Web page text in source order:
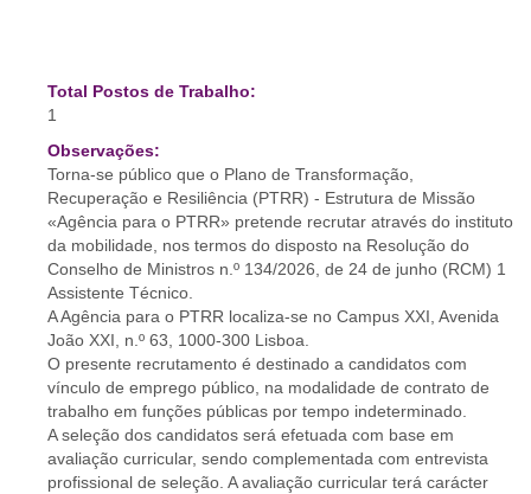
Total Postos de Trabalho:
1
Observações:
Torna-se público que o Plano de Transformação,
Recuperação e Resiliência (PTRR) - Estrutura de Missão
«Agência para o PTRR» pretende recrutar através do instituto
da mobilidade, nos termos do disposto na Resolução do
Conselho de Ministros n.º 134/2026, de 24 de junho (RCM) 1
Assistente Técnico.
A Agência para o PTRR localiza-se no Campus XXI, Avenida
João XXI, n.º 63, 1000-300 Lisboa.
O presente recrutamento é destinado a candidatos com
vínculo de emprego público, na modalidade de contrato de
trabalho em funções públicas por tempo indeterminado.
A seleção dos candidatos será efetuada com base em
avaliação curricular, sendo complementada com entrevista
profissional de seleção. A avaliação curricular terá carácter